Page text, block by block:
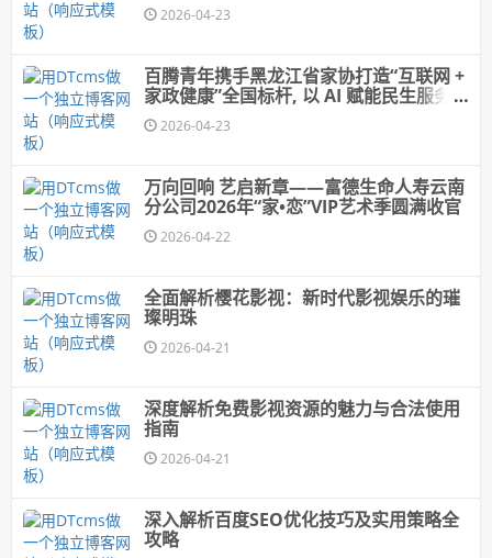
2026-04-23
百腾青年携手黑龙江省家协打造“互联网 +
家政健康”全国标杆, 以 AI 赋能民生服务提
质升级
2026-04-23
万向回响 艺启新章——富德生命人寿云南
分公司2026年“家•恋”VIP艺术季圆满收官
2026-04-22
全面解析樱花影视：新时代影视娱乐的璀
璨明珠
2026-04-21
深度解析免费影视资源的魅力与合法使用
指南
2026-04-21
深入解析百度SEO优化技巧及实用策略全
攻略